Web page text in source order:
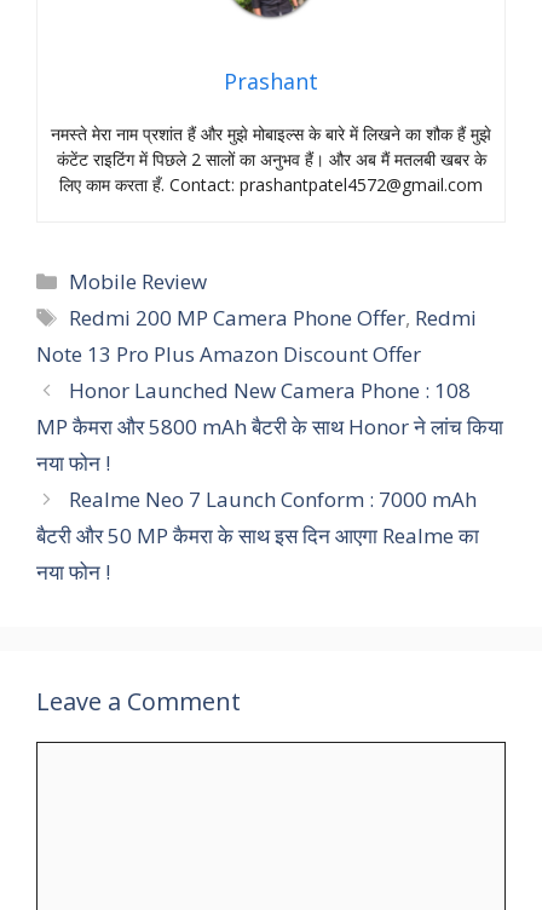
Prashant
नमस्‍ते मेरा नाम प्रशांत हैं और मुझे मोबाइल्‍स के बारे में लिखने का शौक हैं मुझे
कंटेंट राइटिंग में पिछले 2 सालों का अनुभव हैं। और अब मैं मतलबी खबर के
लिए काम करता हँ. Contact: prashantpatel4572@gmail.com
Categories
Mobile Review
Tags
Redmi 200 MP Camera Phone Offer, Redmi
Note 13 Pro Plus Amazon Discount Offer
Honor Launched New Camera Phone : 108
MP कैमरा और 5800 mAh बैटरी के साथ Honor ने लांच किया
नया फोन !
Realme Neo 7 Launch Conform : 7000 mAh
बैटरी और 50 MP कैमरा के साथ इस दिन आएगा Realme का
नया फोन !
Leave a Comment